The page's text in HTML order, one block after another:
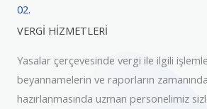
02.
VERGİ HİZMETLERİ
Yasalar çerçevesinde vergi ile ilgili
beyannamelerin ve raporların
hazırlanmasında uzman personelimiz